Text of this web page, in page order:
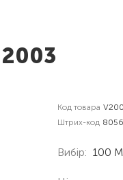
Код товара
Штрих-код
Вибір: 100